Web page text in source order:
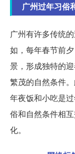
广州过年习俗
广州有许多传统
如，每年春节前
景，形成独特的
繁茂的自然条件
年夜饭和小吃是
俗和自然条件相
化。